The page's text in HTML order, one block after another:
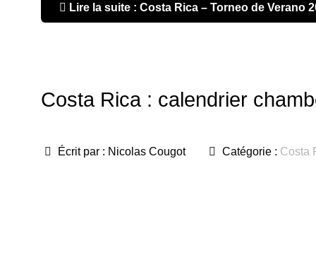
Lire la suite : Costa Rica – Torneo de Verano
Costa Rica : calendrier
Écrit par : Nicolas Cougot Catégorie : Costa